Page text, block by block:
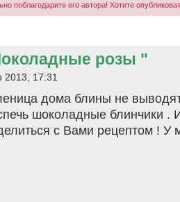
поблагодарите его автора! Хотите
розы "
2013, 17:31
дома блины не
шоколадные блинчики .
с Вами рецептом ! У